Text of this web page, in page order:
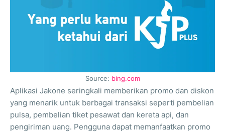
Source: bing.com
Aplikasi Jakone seringkali memberikan promo dan diskon
yang menarik untuk berbagai transaksi seperti pembelian
pulsa, pembelian tiket pesawat dan kereta api, dan
pengiriman uang. Pengguna dapat memanfaatkan promo